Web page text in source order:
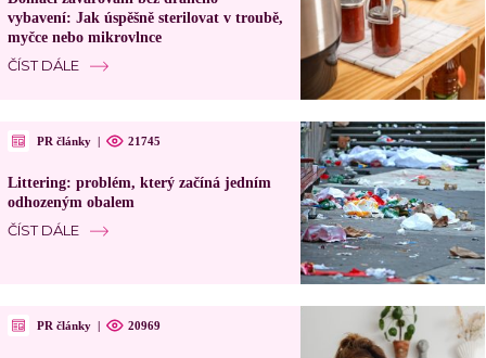
vybavení: Jak úspěšně sterilovat v troubě,
myčce nebo mikrovlnce
ČÍST DÁLE
PR články | 21745
Littering: problém, který začíná jedním
odhozeným obalem
ČÍST DÁLE
PR články | 20969